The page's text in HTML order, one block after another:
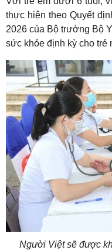
thực hiện theo Quyết
2026 của Bộ trưởng Bộ
sức khỏe định kỳ cho trẻ
Người Việt sẽ được